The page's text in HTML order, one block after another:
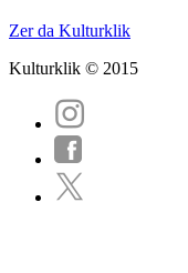
Zer da Kulturklik
Kulturklik © 2015